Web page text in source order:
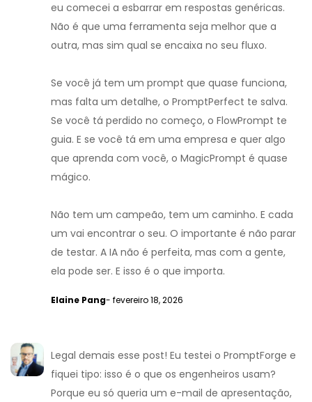
eu comecei a esbarrar em respostas genéricas.
Não é que uma ferramenta seja melhor que a
outra, mas sim qual se encaixa no seu fluxo.
Se você já tem um prompt que quase funciona,
mas falta um detalhe, o PromptPerfect te salva.
Se você tá perdido no começo, o FlowPrompt te
guia. E se você tá em uma empresa e quer algo
que aprenda com você, o MagicPrompt é quase
mágico.
Não tem um campeão, tem um caminho. E cada
um vai encontrar o seu. O importante é não parar
de testar. A IA não é perfeita, mas com a gente,
ela pode ser. E isso é o que importa.
Elaine Pang- fevereiro 18, 2026
Legal demais esse post! Eu testei o PromptForge e
fiquei tipo: isso é o que os engenheiros usam?
Porque eu só queria um e-mail de apresentação,